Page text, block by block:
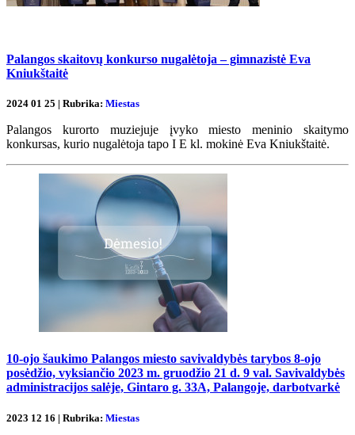
Palangos skaitovų konkurso nugalėtoja – gimnazistė Eva
Kniukštaitė
2024 01 25 | Rubrika: Miestas
Palangos kurorto muziejuje įvyko miesto meninio skaitymo
konkursas, kurio nugalėtoja tapo I E kl. mokinė Eva Kniukštaitė.
10-ojo šaukimo Palangos miesto savivaldybės tarybos 8-ojo
posėdžio, vyksiančio 2023 m. gruodžio 21 d. 9 val. Savivaldybės
administracijos salėje, Gintaro g. 33A, Palangoje, darbotvarkė
2023 12 16 | Rubrika: Miestas